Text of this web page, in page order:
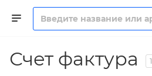
Счет фактура 1